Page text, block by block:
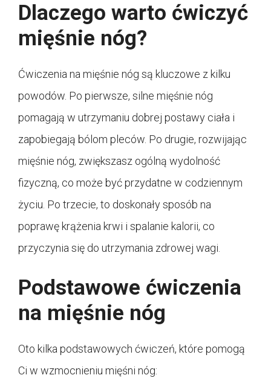
Dlaczego warto ćwiczyć
mięśnie nóg?
Ćwiczenia na mięśnie nóg są kluczowe z kilku
powodów. Po pierwsze, silne mięśnie nóg
pomagają w utrzymaniu dobrej postawy ciała i
zapobiegają bólom pleców. Po drugie, rozwijając
mięśnie nóg, zwiększasz ogólną wydolność
fizyczną, co może być przydatne w codziennym
życiu. Po trzecie, to doskonały sposób na
poprawę krążenia krwi i spalanie kalorii, co
przyczynia się do utrzymania zdrowej wagi.
Podstawowe ćwiczenia
na mięśnie nóg
Oto kilka podstawowych ćwiczeń, które pomogą
Ci w wzmocnieniu mięśni nóg: